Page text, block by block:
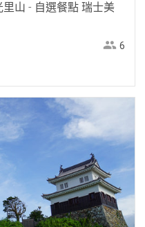
山 - 自選餐點 瑞士美
6